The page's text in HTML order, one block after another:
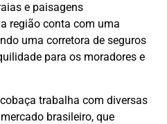
e paisagens
região conta com uma
uma corretora de seguros
para os moradores e
trabalha com diversas
brasileiro, que